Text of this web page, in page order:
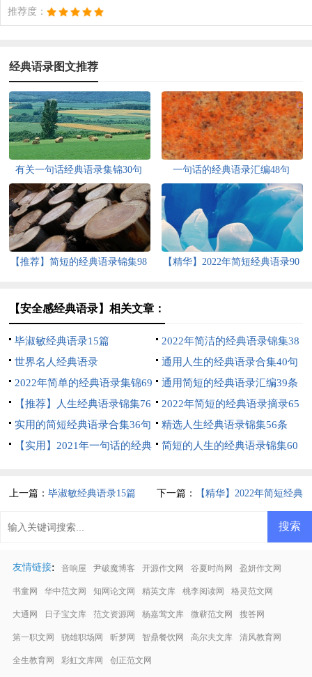
推荐度：
经典语录图文推荐
有关一句话经典语录集锦30句 一句话的经典语录汇编48句
【推荐】简短的经典语录锦集98
【精华】2022年简短经典语录90
【安全感经典语录】相关文章：
毕淑敏经典语录15篇
2022年简洁的经典语录锦集38
条
世界名人经典语录
通用人生的经典语录合集40句
2022年简单的经典语录集锦69
句
通用简短的经典语录汇编39条
【推荐】人生经典语录锦集76
句
2022年简短的经典语录摘录65
句
实用的简短经典语录合集36句
精选人生经典语录锦集56条
【实用】2021年一句话的经典
简短的人生的经典语录锦集60
上一篇：毕淑敏经典语录15篇 下一篇： 【精华】2022年简短经典
友情链接: 音响屋 尹破魔博客 开源作文网 谷夏时尚网 盈妍作文网
书童网 华中范文网 知网论文网 精英文库 桃李阅读网 格灵范文网
大通网 日子宝文库 范文资源网 杨嘉莺文库 微蕲范文网 搜答网
第一职文网 骁雄职场网 昕梦网 智鼎餐饮网 高尔夫文库 清风教育网
全生教育网 彩虹文库网 创正范文网